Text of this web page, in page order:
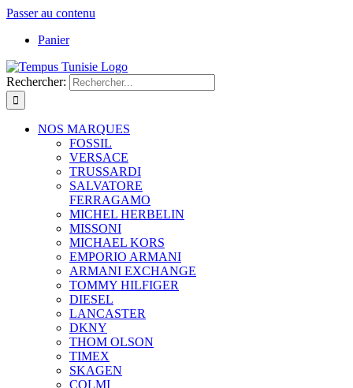
Passer au contenu
Panier
Rechercher:
NOS MARQUES
FOSSIL
VERSACE
TRUSSARDI
SALVATORE
FERRAGAMO
MICHEL HERBELIN
MISSONI
MICHAEL KORS
EMPORIO ARMANI
ARMANI EXCHANGE
TOMMY HILFIGER
DIESEL
LANCASTER
DKNY
THOM OLSON
TIMEX
SKAGEN
COLMI